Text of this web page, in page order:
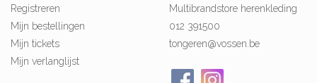
Registreren
Mijn bestellingen
Mijn tickets
Mijn verlanglijst
Multibrandstore herenkleding
012 391500
tongeren@vossen.be